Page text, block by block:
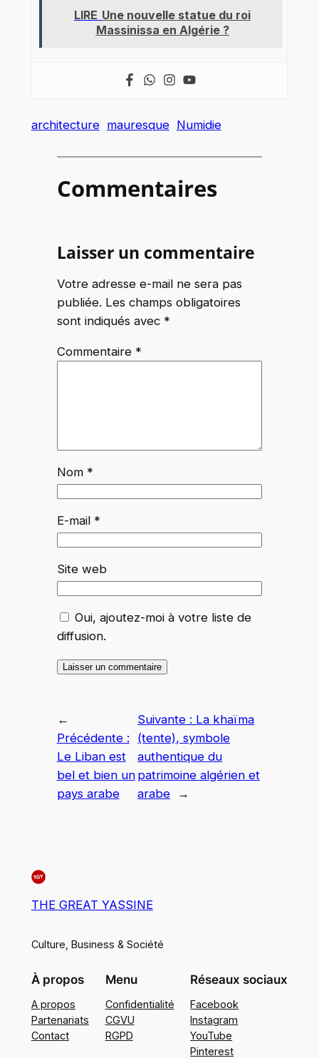
LIRE Une nouvelle statue du roi
Massinissa en Algérie ?
architecture mauresque Numidie
Commentaires
Laisser un commentaire
Votre adresse e-mail ne sera pas
publiée. Les champs obligatoires
sont indiqués avec *
Commentaire *
Nom *
E-mail *
Site web
Oui, ajoutez-moi à votre liste de
diffusion.
←
Précédente :
Le Liban est
bel et bien un
pays arabe
Suivante : La khaïma
(tente), symbole
authentique du
patrimoine algérien et
arabe
→
THE GREAT YASSINE
Culture, Business & Société
À propos
A propos
Partenariats
Contact
Menu
Confidentialité
CGVU
RGPD
Réseaux sociaux
Facebook
Instagram
YouTube
Pinterest